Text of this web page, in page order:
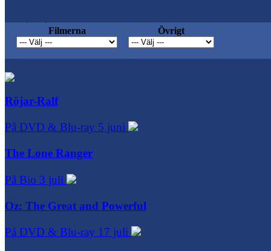
NavigeringFilmerna Övrigt
Röjar-Ralf
På DVD & Blu-ray 5 juni
The Lone Ranger
På Bio 3 juli
Oz: The Great and Powerful
På DVD & Blu-ray 17 juli